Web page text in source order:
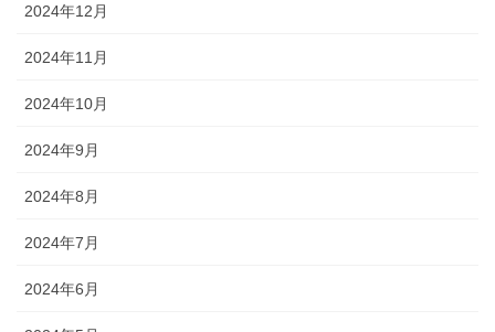
2024年12月
2024年11月
2024年10月
2024年9月
2024年8月
2024年7月
2024年6月